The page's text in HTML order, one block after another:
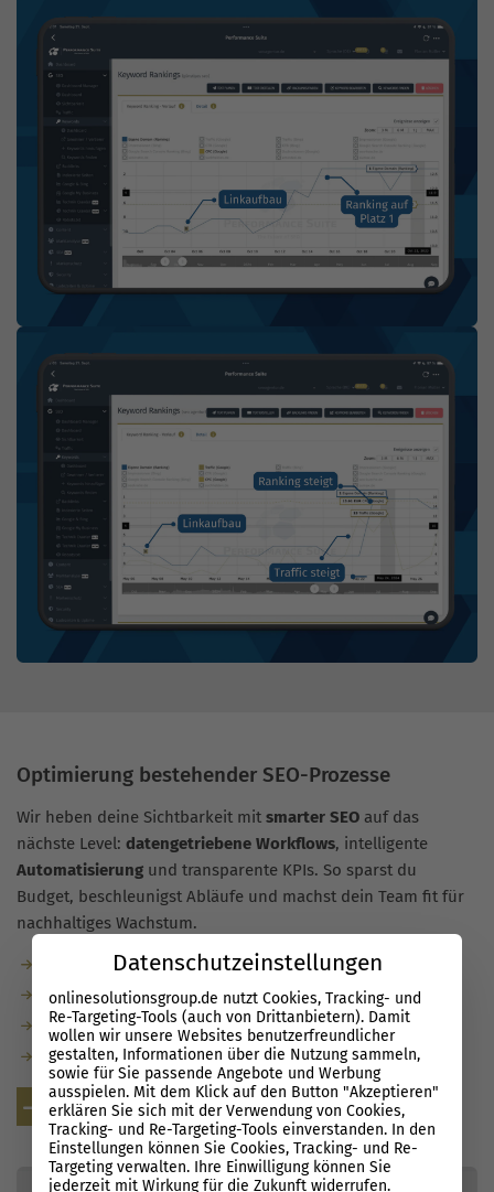
Optimierung bestehender SEO-Prozesse
Wir heben deine Sichtbarkeit mit smarter SEO auf das
nächste Level: datengetriebene Workflows, intelligente
Automatisierung und transparente KPIs. So sparst du
Budget, beschleunigst Abläufe und machst dein Team fit für
nachhaltiges Wachstum.
Automatisierung wiederkehrender Checks und Reports
Entscheidungen auf Basis sauberer Daten
Enablement: Playbooks, Alerts, klare Prioritäten
Messbare Ergebnisse statt langwieriger Experimente
Kostenlose Beratung
Datenschutzeinstellungen
onlinesolutionsgroup.de nutzt Cookies, Tracking- und
Re-Targeting-Tools (auch von Drittanbietern). Damit
wollen wir unsere Websites benutzerfreundlicher
gestalten, Informationen über die Nutzung sammeln,
sowie für Sie passende Angebote und Werbung
ausspielen. Mit dem Klick auf den Button "Akzeptieren"
erklären Sie sich mit der Verwendung von Cookies,
Tracking- und Re-Targeting-Tools einverstanden. In den
Einstellungen können Sie Cookies, Tracking- und Re-
Targeting verwalten. Ihre Einwilligung können Sie
jederzeit mit Wirkung für die Zukunft widerrufen.